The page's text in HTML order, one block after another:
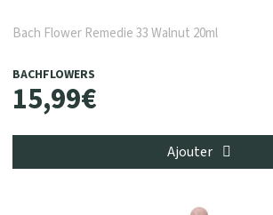
Bach Flower Remedie 33 Walnut 20ml
BACHFLOWERS
15,99€
Ajouter